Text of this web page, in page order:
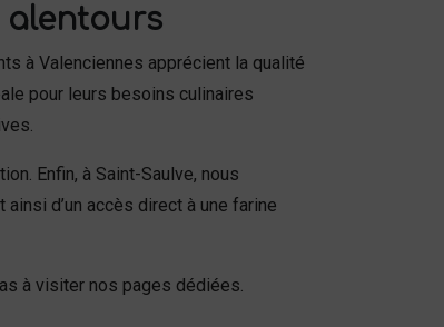
alentours
à Valenciennes apprécient la qualité
pour leurs besoins culinaires
Enfin, à Saint-Saulve, nous
d’un accès direct à une farine
à visiter nos pages dédiées.